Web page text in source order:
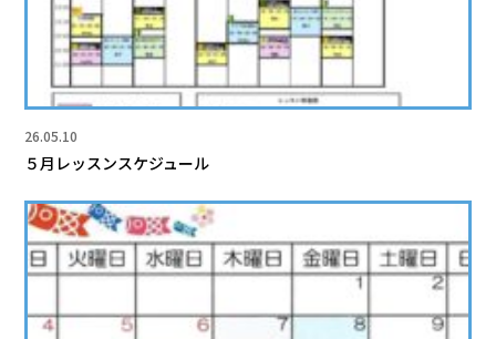
26.05.10
５月レッスンスケジュール